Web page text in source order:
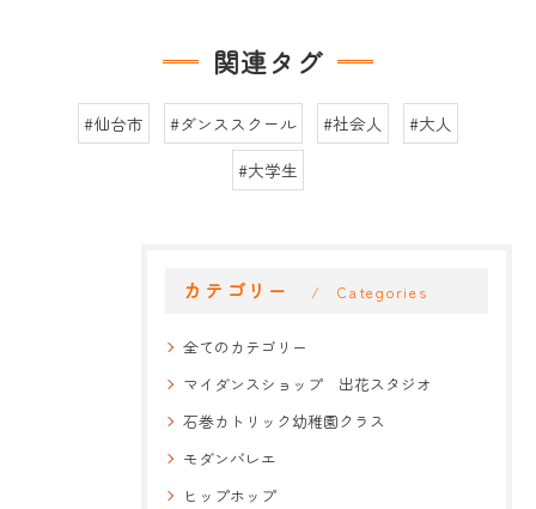
関連タグ
#仙台市 #ダンススクール #社会人
#大人
#大学生
カテゴリー Categories
全てのカテゴリー
マイダンスショップ 出花スタジオ
石巻カトリック幼稚園クラス
モダンバレエ
ヒップホップ